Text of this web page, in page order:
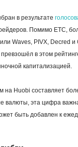
в результате
Помимо ETC,
Waves, PIVX, Decred и
в этом
капитализацией.
Huobi составляет
валюты, эта цифра
быть добавлен к